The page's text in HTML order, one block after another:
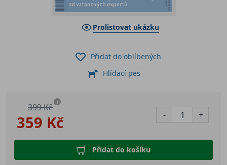
Prolistovat ukázku
359 Kč
399 Kč i
- +
Přidat do košíku
Přidat do oblíbených
Hlídací pes